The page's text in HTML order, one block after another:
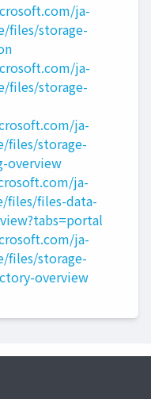
ja-
files/storage-
ja-
files/storage-
ja-
files/storage-
overview
ja-
files/files-data-
ja-
files/storage-
overview